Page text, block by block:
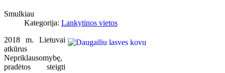
Smulkiau
Kategorija: Lankytinos vietos
2018 m. Lietuvai
atkūrus
Nepriklausomybę,
pradėtos steigti